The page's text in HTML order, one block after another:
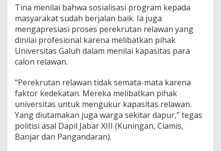
Tina menilai bahwa sosialisasi program kepada
masyarakat sudah berjalan baik. Ia juga
mengapresiasi proses perekrutan relawan yang
dinilai profesional karena melibatkan pihak
Universitas Galuh dalam menilai kapasitas para
calon relawan.
“Perekrutan relawan tidak semata-mata karena
faktor kedekatan. Mereka melibatkan pihak
universitas untuk mengukur kapasitas relawan.
Yang diutamakan juga warga sekitar dapur,” tegas
politisi asal Dapil Jabar XIII (Kuningan, Ciamis,
Banjar dan Pangandaran).